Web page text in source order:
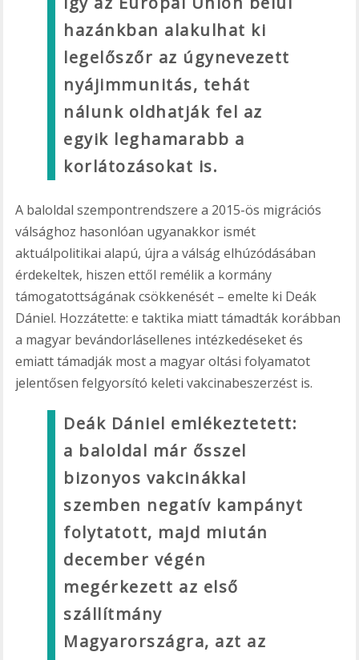
hazánkban alakulhat ki
legelőszőr az úgynevezett
nyájimmunitás, tehát
nálunk oldhatják fel az
egyik leghamarabb a
korlátozásokat is.
A baloldal szempontrendszere a 2015-ös migrációs
válsághoz hasonlóan ugyanakkor ismét
aktuálpolitikai alapú, újra a válság elhúzódásában
érdekeltek, hiszen ettől remélik a kormány
támogatottságának csökkenését – emelte ki Deák
Dániel. Hozzátette: e taktika miatt támadták korábban
a magyar bevándorlásellenes intézkedéseket és
emiatt támadják most a magyar oltási folyamatot
jelentősen felgyorsító keleti vakcinabeszerzést is.
Deák Dániel emlékeztetett:
a baloldal már ősszel
bizonyos vakcinákkal
szemben negatív kampányt
folytatott, majd miután
december végén
megérkezett az első
szállítmány
Magyarországra, azt az